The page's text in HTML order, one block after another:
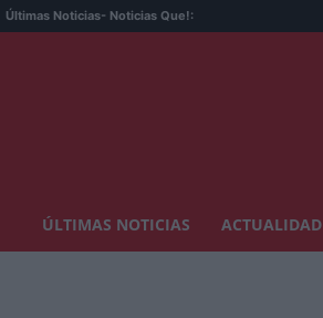
Últimas Noticias- Noticias Que!:
ÚLTIMAS NOTICIAS ACTUALIDAD